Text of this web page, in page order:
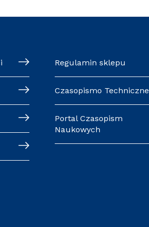
Regulamin sklepu
Czasopismo Techniczne
Portal Czasopism
Naukowych